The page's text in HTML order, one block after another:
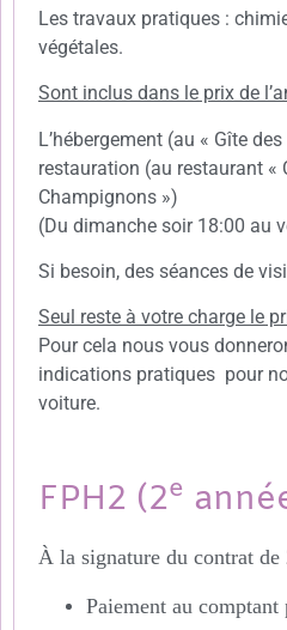
Les travaux pratiques :
végétales.
Sont inclus dans le prix de
L’hébergement (au « Gîte
restauration (au restaurant «
Champignons »)
(Du dimanche soir 18:00 au
Si besoin, des séances de
Seul reste à votre charge le
Pour cela nous vous
indications pratiques pour
voiture.
FPH2 (2e
À la signature du contrat de
Paiement au